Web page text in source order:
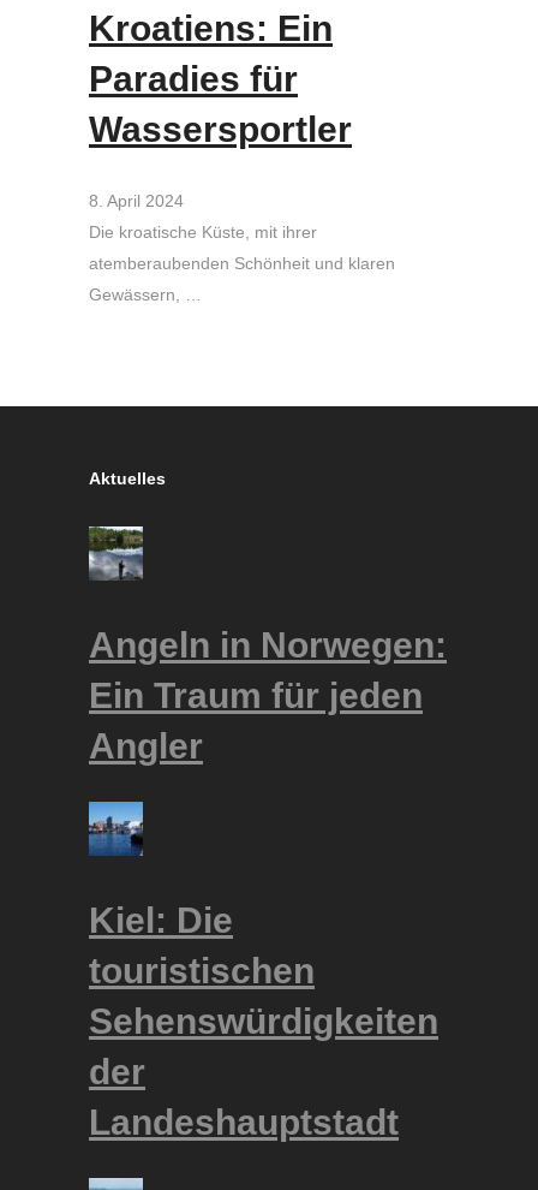
Kroatiens: Ein
Paradies für
Wassersportler
8. April 2024
Die kroatische Küste, mit ihrer
atemberaubenden Schönheit und klaren
Gewässern, …
Aktuelles
Angeln in Norwegen:
Ein Traum für jeden
Angler
Kiel: Die
touristischen
Sehenswürdigkeiten
der
Landeshauptstadt